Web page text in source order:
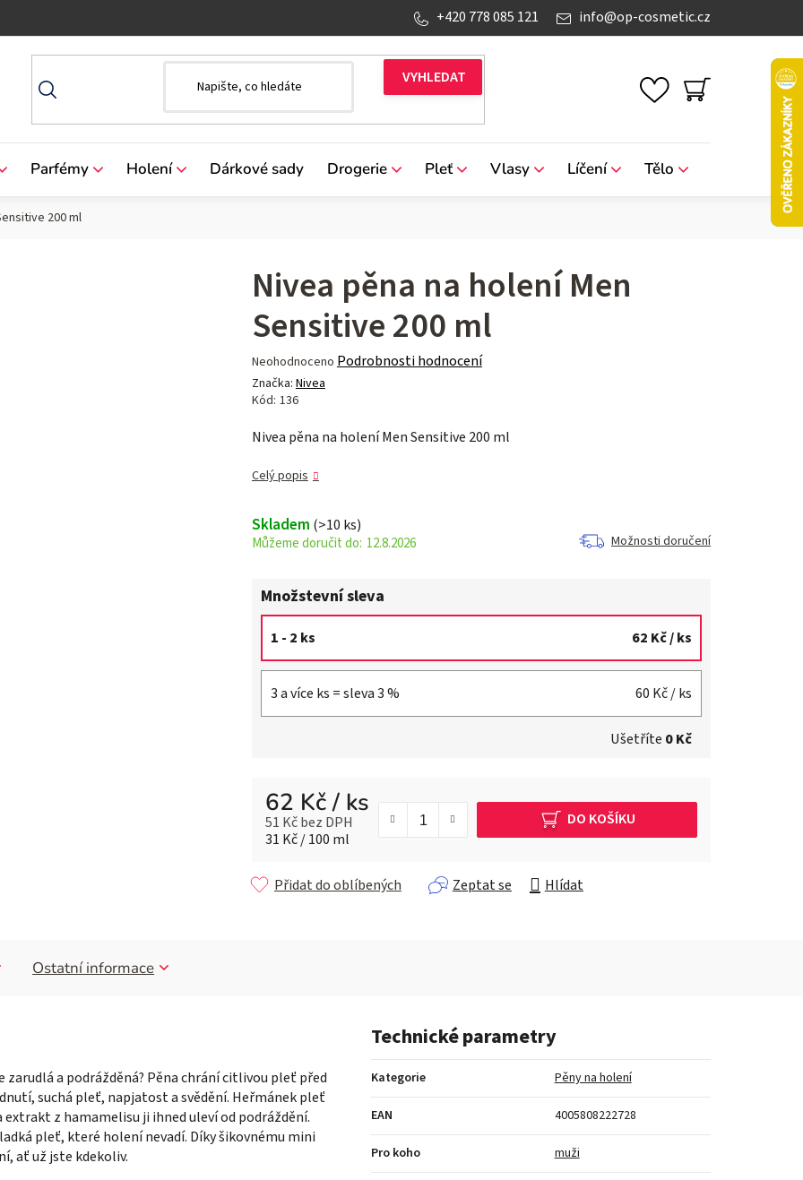
info@op-cosmetic.cz
+420 778 085 121
NÁKUPNÍ
Parfémy Holení Dárkové sady Drogerie Pleť Vlasy Líčení Tělo
200 ml
Nivea pěna na holení Men
Sensitive 200 ml
Průměrné
hodnocení
produktu
0,0
hvězdiček.
Neohodnoceno Podrobnosti hodnocení
Značka: Nivea
Kód: 136
Nivea pěna na holení Men Sensitive 200 ml
Celý popis
Skladem (>10 ks)
12.8.2026 Možnosti doručení
Množstevní sleva
1 - 2 ks 62 Kč/ ks
3 a více ks = sleva 3 % 60 Kč/ ks
Ušetříte 0 Kč
62 Kč/ ks
51 Kč bez DPH
Měrná cena:
31 Kč / 100 ml
DO KOŠÍKU
Zeptat se Hlídat
Přidat do oblíbených
Ostatní informace
a podrážděná? Pěna chrání citlivou pleť před
suchá pleť, napjatost a svědění. Heřmánek pleť
z hamamelisu ji ihned uleví od podráždění.
pleť, které holení nevadí. Díky šikovnému mini
ať už jste kdekoliv.
Technické parametry
Kategorie Pěny na holení
EAN 4005808222728
Pro koho muži